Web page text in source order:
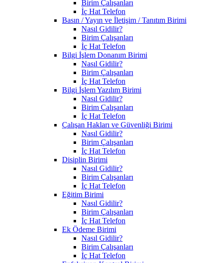
Birim Çalışanları
İç Hat Telefon
Basın / Yayın ve İletişim / Tanıtım Birimi
Nasıl Gidilir?
Birim Çalışanları
İç Hat Telefon
Bilgi İşlem Donanım Birimi
Nasıl Gidilir?
Birim Çalışanları
İç Hat Telefon
Bilgi İşlem Yazılım Birimi
Nasıl Gidilir?
Birim Çalışanları
İç Hat Telefon
Çalışan Hakları ve Güvenliği Birimi
Nasıl Gidilir?
Birim Çalışanları
İç Hat Telefon
Disiplin Birimi
Nasıl Gidilir?
Birim Çalışanları
İç Hat Telefon
Eğitim Birimi
Nasıl Gidilir?
Birim Çalışanları
İç Hat Telefon
Ek Ödeme Birimi
Nasıl Gidilir?
Birim Çalışanları
İç Hat Telefon